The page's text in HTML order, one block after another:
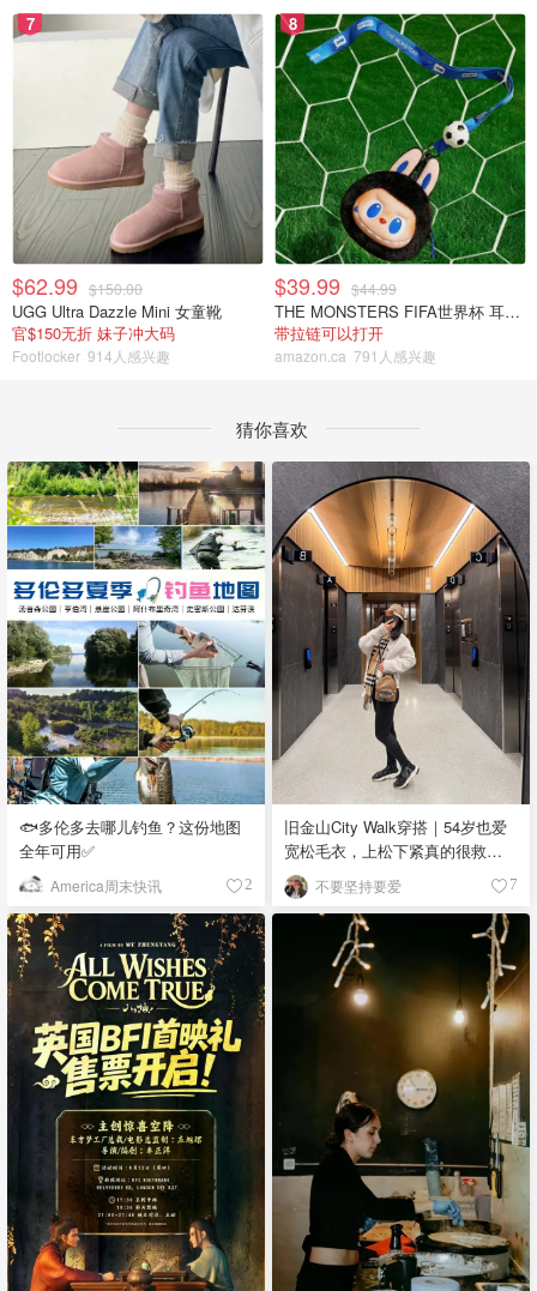
7
$62.99 $150.00
UGG Ultra Dazzle Mini 女童靴
官$150无折 妹子冲大码
Footlocker 914人感兴趣
8
$39.99 $44.99
THE MONSTERS FIFA世界杯 耳机包
带拉链可以打开
amazon.ca 791人感兴趣
猜你喜欢
🐟多伦多去哪儿钓鱼？这份地图
全年可用✅
America周末快讯 2
旧金山City Walk穿搭｜54岁也爱
宽松毛衣，上松下紧真的很救比
例
不要坚持要爱 7